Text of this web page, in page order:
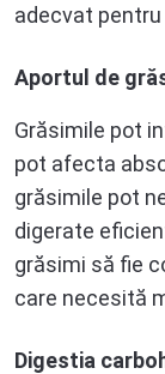
adecvat
Aportul de
Grăsimile pot
pot afecta
grăsimile pot
digerate
grăsimi să fie
care necesită
Digestia